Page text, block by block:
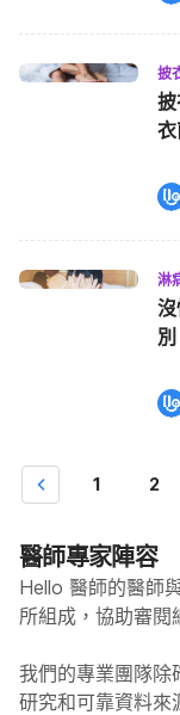
披
淋
1 2
醫師專家陣容
Hello 醫師的醫師
所組成，協助審閱
我們的專業團隊除
研究和可靠資料來